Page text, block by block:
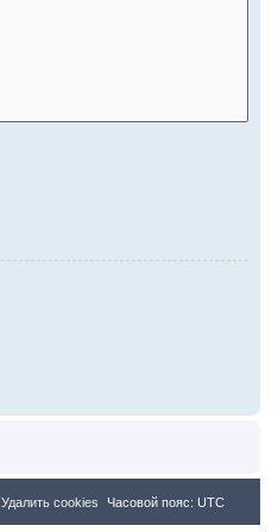
Часовой пояс: UTC
Удалить cookies